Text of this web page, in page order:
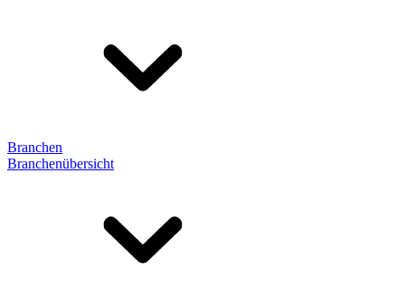
Branchen
Branchenübersicht